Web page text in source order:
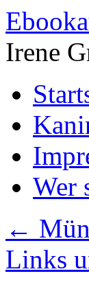
Zum
Inhalt
springen
Irene
Wer
←
Links